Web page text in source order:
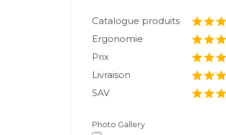
Catalogue produits
Ergonomie
Prix
Livraison
SAV
Photo Gallery